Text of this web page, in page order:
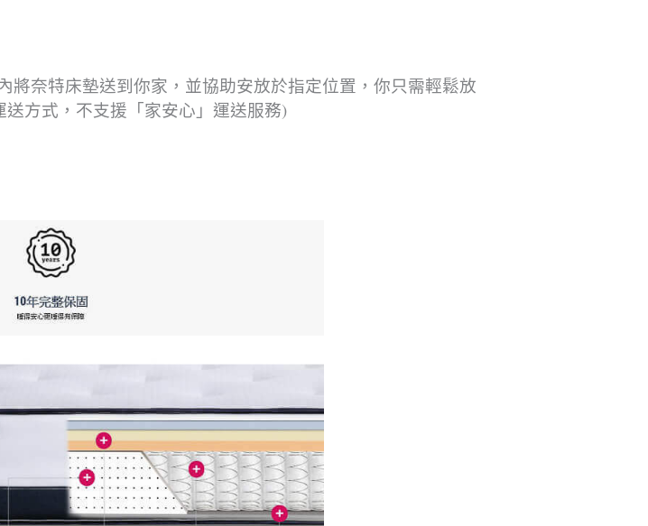
奈特床墊送到你家，並協助安放於指定位置，你只需輕鬆放
方式，不支援「家安心」運送服務)